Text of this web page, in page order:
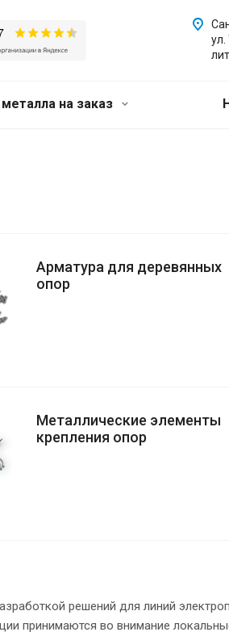
на заказ
Арматура для деревянных
опор
Металлические элементы
крепления опор
решений для линий
принимаются во внимание